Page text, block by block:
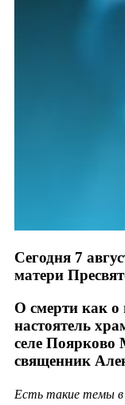
Сегодня 7
матери
О смерти как о
настоятель
селе Поярково
священник
Есть такие темы